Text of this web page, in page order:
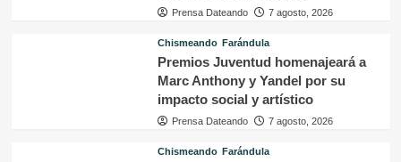
Prensa Dateando 7 agosto, 2026
Chismeando Farándula
Premios Juventud homenajeará a
Marc Anthony y Yandel por su
impacto social y artístico
Prensa Dateando 7 agosto, 2026
Chismeando Farándula